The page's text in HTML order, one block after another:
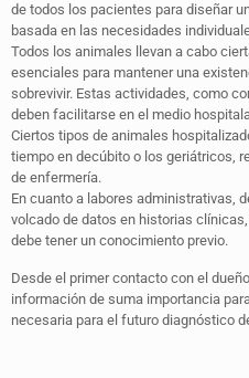
de todos los pacientes para diseñar
basada en las necesidades
Todos los animales llevan a cabo
esenciales para mantener una
sobrevivir. Estas actividades, como
deben facilitarse en el medio
Ciertos tipos de animales
tiempo en decúbito o los geriátricos,
de enfermería.
En cuanto a labores administrativas,
volcado de datos en historias
debe tener un conocimiento previo.
Desde el primer contacto con el
información de suma importancia
necesaria para el futuro diagnóstico